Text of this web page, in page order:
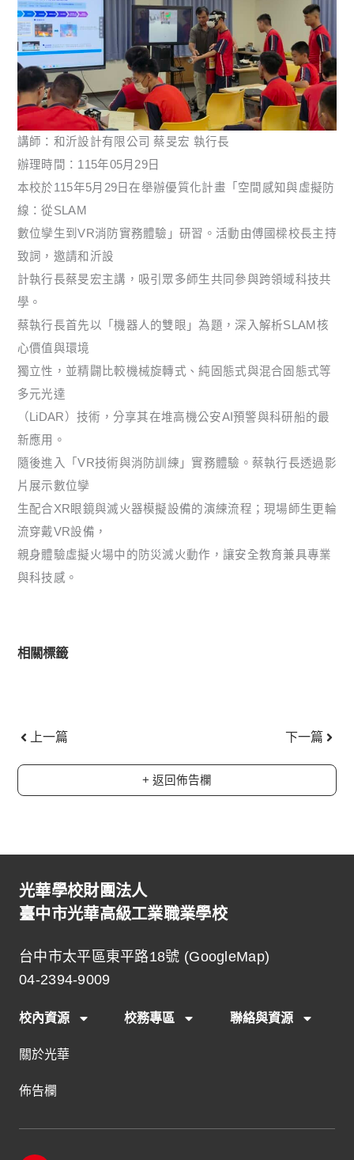
講師：和沂設計有限公司 蔡旻宏 執行長
辦理時間：115年05月29日
本校於115年5月29日在舉辦優質化計畫「空間感知與虛擬防
線：從SLAM
數位孿生到VR消防實務體驗」研習。活動由傅國樑校長主持
致詞，邀請和沂設
計執行長蔡旻宏主講，吸引眾多師生共同參與跨領域科技共
學。
蔡執行長首先以「機器人的雙眼」為題，深入解析SLAM核
心價值與環境
獨立性，並精闢比較機械旋轉式、純固態式與混合固態式等
多元光達
（LiDAR）技術，分享其在堆高機公安AI預警與科研船的最
新應用。
隨後進入「VR技術與消防訓練」實務體驗。蔡執行長透過影
片展示數位孿
生配合XR眼鏡與滅火器模擬設備的演練流程；現場師生更輪
流穿戴VR設備，
親身體驗虛擬火場中的防災滅火動作，讓安全教育兼具專業
與科技感。
相關標籤
上一篇 下一篇
+ 返回佈告欄
光華學校財團法人
臺中市光華高級工業職業學校
台中市太平區東平路18號 (GoogleMap)
04-2394-9009
校內資源
關於光華
佈告欄
校務專區 聯絡與資源